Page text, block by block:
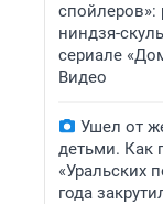
спойлеров»:
ниндзя-
сериале
Видео
Ушел от
детьми. Как
«Уральских
года